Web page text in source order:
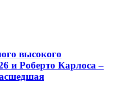
высокого
и Роберто Карлоса –